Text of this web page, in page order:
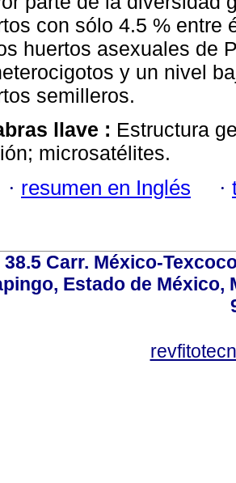
con sólo 4.5 % entre
huertos asexuales de
y un nivel
semilleros.
llave : Estructura
microsatélites.
· resumen en Inglés ·
38.5 Carr. México-
Estado de México,